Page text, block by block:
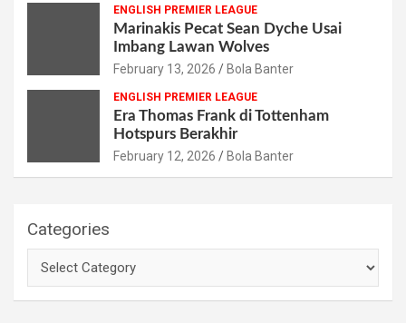
ENGLISH PREMIER LEAGUE
Marinakis Pecat Sean Dyche Usai
Imbang Lawan Wolves
February 13, 2026 Bola Banter
ENGLISH PREMIER LEAGUE
Era Thomas Frank di Tottenham
Hotspurs Berakhir
February 12, 2026 Bola Banter
Categories